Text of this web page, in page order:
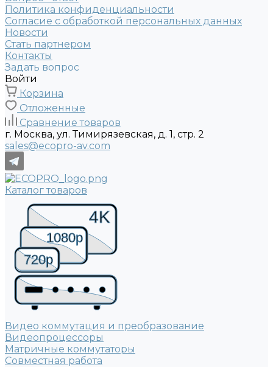
Политика конфиденциальности
Согласие с обработкой персональных данных
Новости
Стать партнером
Контакты
Задать вопрос
Войти
Корзина
Отложенные
Сравнение товаров
г. Москва, ул. Тимирязевская, д. 1, стр. 2
sales@ecopro-av.com
Каталог товаров
1080p
4K
720p
Видео коммутация и преобразование
Видеопроцессоры
Матричные коммутаторы
Совместная работа